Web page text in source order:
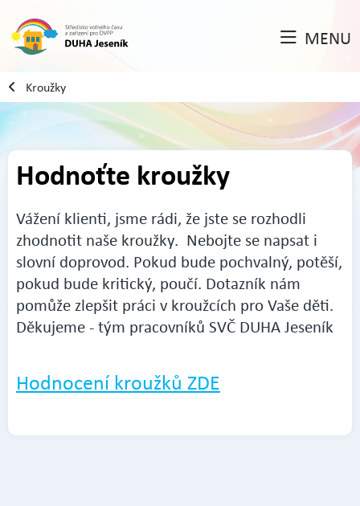
MENU
Kroužky
Hodnoťte kroužky
Vážení klienti, jsme rádi, že jste se rozhodli
zhodnotit naše kroužky. Nebojte se napsat i
slovní doprovod. Pokud bude pochvalný, potěší,
pokud bude kritický, poučí. Dotazník nám
pomůže zlepšit práci v kroužcích pro Vaše děti.
Děkujeme - tým pracovníků SVČ DUHA Jeseník
Hodnocení kroužků ZDE